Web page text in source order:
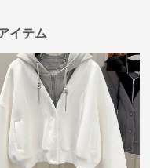
イテム